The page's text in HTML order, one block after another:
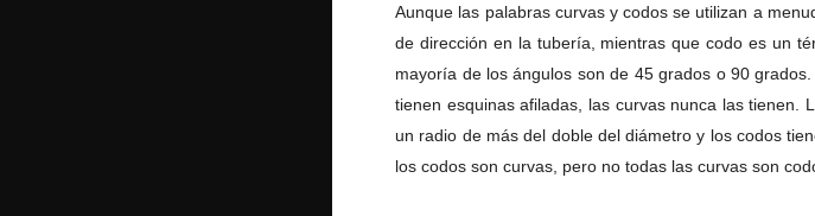
Aunque las palabras curvas y codos se utilizan a
de dirección en la tubería, mientras que codo es un
mayoría de los ángulos son de 45 grados o 90 grados.
tienen esquinas afiladas, las curvas nunca las tienen.
un radio de más del doble del diámetro y los codos
los codos son curvas, pero no todas las curvas son